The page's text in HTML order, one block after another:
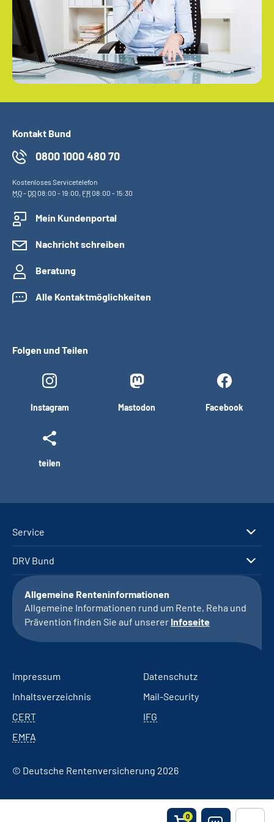
0
Kontakt Bund
0800 1000 480 70
Kostenloses Servicetelefon
MO- DO08:00 - 19:00, FR08:00 - 15:30
Mein Kundenportal
Nachricht schreiben
Beratung
Alle Kontaktmöglichkeiten
Folgen und Teilen
Instagram Mastodon Facebook
teilen
Service
DRV Bund
Allgemeine Renteninformationen
Allgemeine Informationen rund um Rente, Reha und
Prävention finden Sie auf unserer Infoseite
Impressum
Datenschutz
Inhaltsverzeichnis
Mail-Security
CERT
IFG
EMFA
© Deutsche Rentenversicherung 2026